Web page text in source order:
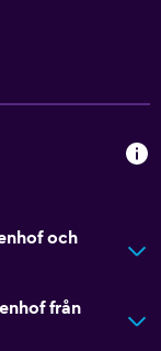
och
från